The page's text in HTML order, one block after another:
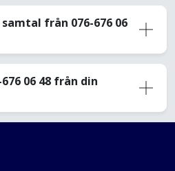
från 076-676 06
06 48 från din